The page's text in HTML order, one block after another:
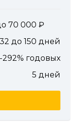
70 000
до 150 дней
292% годовых
5 дней